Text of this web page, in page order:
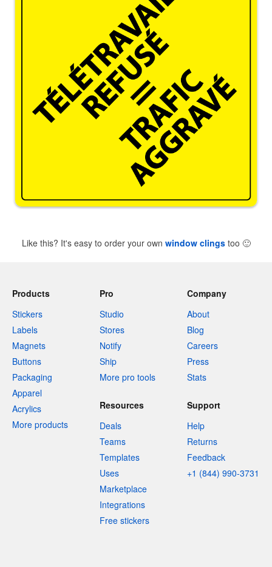
Like this? It's easy to order your own window clingstoo 🙂
Products
Stickers
Labels
Magnets
Buttons
Packaging
Apparel
Acrylics
More products
Pro
Studio
Stores
Notify
Ship
More pro tools
Company
About
Blog
Careers
Press
Stats
Resources
Deals
Teams
Templates
Uses
Marketplace
Integrations
Free stickers
Support
Help
Returns
Feedback
+1 (844) 990-3731